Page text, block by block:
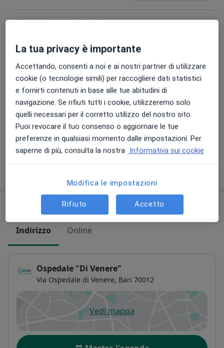
Visita otorinolaringoiatrica +
120 € Dettagli
Visita otorinolaringoiatrica +
fibrolaringoscopia
120 € Dettagli
Prenota una visita
Consulenza online
Dettagli
Indirizzo Online
Ospedale "Di Venere"
Via Ospedale di Venere, Bari 70012
Vedi mappasi apre in una nuova scheda
Disponibilità
La tua privacy è importante
Accettando, consenti a noi e ai nostri partner di utilizzare
cookie (o tecnologie simili) per raccogliere dati statistici
e fornirti contenuti in base alle tue abitudini di
navigazione. Se rifiuti tutti i cookie, utilizzeremo solo
quelli necessari per il corretto utilizzo del nostro sito.
Puoi revocare il tuo consenso o aggiornare le tue
preferenze in qualsiasi momento dalle impostazioni. Per
saperne di più, consulta la nostra Informativa sui cookie
Modifica le impostazioni
Rifiuto Accetto